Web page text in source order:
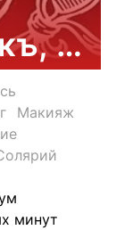
Макияж
минут